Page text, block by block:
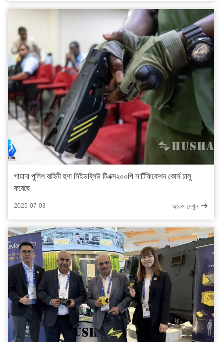
গায়ানা পুলিশ বাহিনী হুশা সিইডব্লিউ টিএক্স২০০পি সার্টিফিকেশন কোর্স চালু
করেছে
2025-07-03 আরও দেখুন